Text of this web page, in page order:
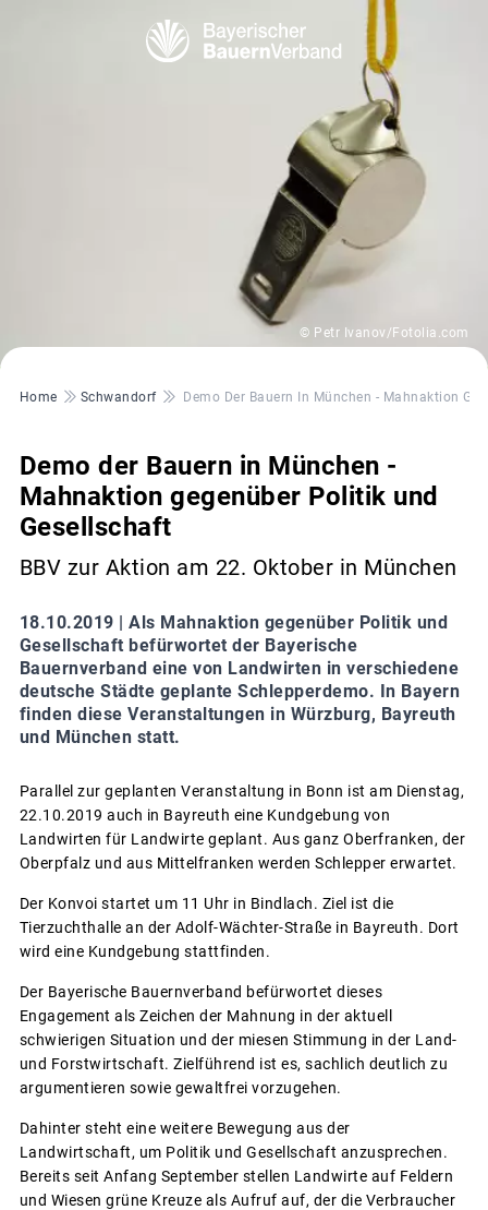
© Petr Ivanov/Fotolia.com
Pfadnavigation
Home Schwandorf Demo Der Bauern In München - Mahnaktion
Demo der Bauern in München -
Mahnaktion gegenüber Politik und
Gesellschaft
BBV zur Aktion am 22. Oktober in München
18.10.2019 | Als Mahnaktion gegenüber Politik und
Gesellschaft befürwortet der Bayerische
Bauernverband eine von Landwirten in verschiedene
deutsche Städte geplante Schlepperdemo. In Bayern
finden diese Veranstaltungen in Würzburg, Bayreuth
und München statt.
Parallel zur geplanten Veranstaltung in Bonn ist am Dienstag,
22.10.2019 auch in Bayreuth eine Kundgebung von
Landwirten für Landwirte geplant. Aus ganz Oberfranken, der
Oberpfalz und aus Mittelfranken werden Schlepper erwartet.
Der Konvoi startet um 11 Uhr in Bindlach. Ziel ist die
Tierzuchthalle an der Adolf-Wächter-Straße in Bayreuth. Dort
wird eine Kundgebung stattfinden.
Der Bayerische Bauernverband befürwortet dieses
Engagement als Zeichen der Mahnung in der aktuell
schwierigen Situation und der miesen Stimmung in der Land-
und Forstwirtschaft. Zielführend ist es, sachlich deutlich zu
argumentieren sowie gewaltfrei vorzugehen.
Dahinter steht eine weitere Bewegung aus der
Landwirtschaft, um Politik und Gesellschaft anzusprechen.
Bereits seit Anfang September stellen Landwirte auf Feldern
und Wiesen grüne Kreuze als Aufruf auf, der die Verbraucher